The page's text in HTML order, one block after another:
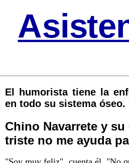
El humorista tiene la
en todo su sistema óseo.
Chino Navarrete y
triste no me ayuda